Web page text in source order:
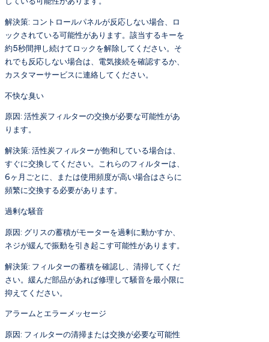
解決策: コントロールパネルが反応しない場合、ロ
ックされている可能性があります。該当するキーを
約5秒間押し続けてロックを解除してください。そ
れでも反応しない場合は、電気接続を確認するか、
カスタマーサービスに連絡してください。
不快な臭い
原因: 活性炭フィルターの交換が必要な可能性があ
ります。
解決策: 活性炭フィルターが飽和している場合は、
すぐに交換してください。これらのフィルターは、
6ヶ月ごとに、または使用頻度が高い場合はさらに
頻繁に交換する必要があります。
過剰な騒音
原因: グリスの蓄積がモーターを過剰に動かすか、
ネジが緩んで振動を引き起こす可能性があります。
解決策: フィルターの蓄積を確認し、清掃してくだ
さい。緩んだ部品があれば修理して騒音を最小限に
抑えてください。
アラームとエラーメッセージ
原因: フィルターの清掃または交換が必要な可能性